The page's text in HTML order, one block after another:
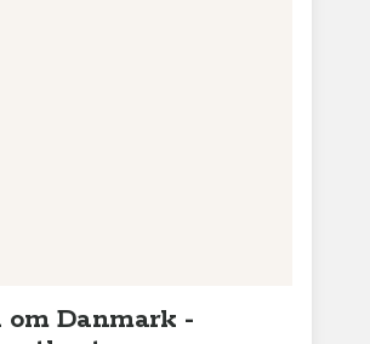
om Danmark -